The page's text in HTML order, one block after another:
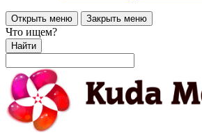
Открыть меню Закрыть меню
Что ищем?
Найти